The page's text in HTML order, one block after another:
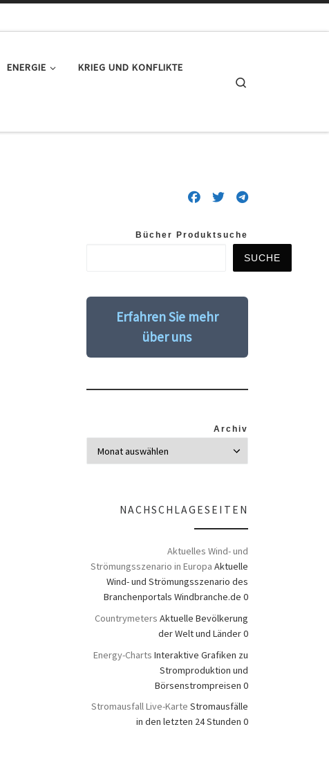
ENERGIE KRIEG UND KONFLIKTE
Bücher Produktsuche
SUCHE
Erfahren Sie mehr
über uns
Archiv
NACHSCHLAGESEITEN
Aktuelles Wind- und
Strömungsszenario in Europa Aktuelle
Wind- und Strömungsszenario des
Branchenportals Windbranche.de 0
Countrymeters Aktuelle Bevölkerung
der Welt und Länder 0
Energy-Charts Interaktive Grafiken zu
Stromproduktion und
Börsenstrompreisen 0
Stromausfall Live-Karte Stromausfälle
in den letzten 24 Stunden 0